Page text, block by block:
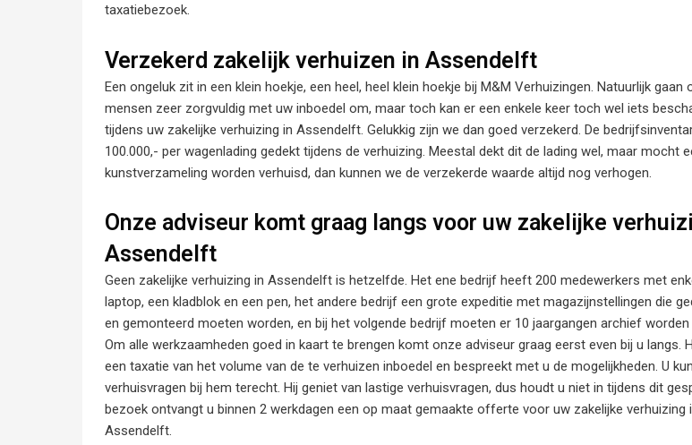
taxatiebezoek.
Verzekerd zakelijk verhuizen in Assendelft
Een ongeluk zit in een klein hoekje, een heel, heel klein hoekje bij M&M Verhuizingen. Natuurlijk gaan
mensen zeer zorgvuldig met uw inboedel om, maar toch kan er een enkele keer toch wel iets
tijdens uw zakelijke verhuizing in Assendelft. Gelukkig zijn we dan goed verzekerd. De
100.000,- per wagenlading gedekt tijdens de verhuizing. Meestal dekt dit de lading wel, maar mocht
kunstverzameling worden verhuisd, dan kunnen we de verzekerde waarde altijd nog verhogen.
Onze adviseur komt graag langs voor uw zakelijke
Assendelft
Geen zakelijke verhuizing in Assendelft is hetzelfde. Het ene bedrijf heeft 200 medewerkers met
laptop, een kladblok en een pen, het andere bedrijf een grote expeditie met magazijnstellingen die
en gemonteerd moeten worden, en bij het volgende bedrijf moeten er 10 jaargangen archief worden
Om alle werkzaamheden goed in kaart te brengen komt onze adviseur graag eerst even bij u langs.
een taxatie van het volume van de te verhuizen inboedel en bespreekt met u de mogelijkheden. U
verhuisvragen bij hem terecht. Hij geniet van lastige verhuisvragen, dus houdt u niet in tijdens dit
bezoek ontvangt u binnen 2 werkdagen een op maat gemaakte offerte voor uw zakelijke verhuizing
Assendelft.